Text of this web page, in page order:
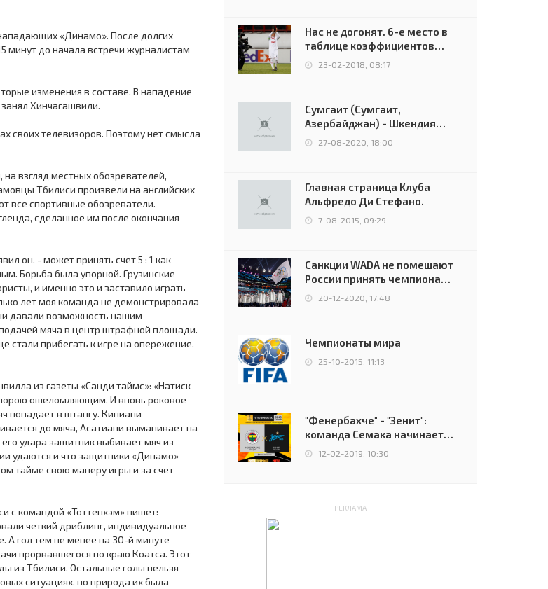
«Динамо». После долгих
минут до начала встречи журналистам
изменения в составе. В нападение
Хинчагашвили.
своих телевизоров. Поэтому нет смысла
взгляд местных обозревателей,
Тбилиси произвели на английских
все спортивные обозреватели.
сделанное им после окончания
он, - может принять счет 5 : 1 как
Борьба была упорной. Грузинские
и именно это и заставило играть
лет моя команда не демонстрировала
давали возможность нашим
мяча в центр штрафной площади.
стали прибегать к игре на опережение,
из газеты «Санди таймс»: «Натиск
ошеломляющим. И вновь роковое
попадает в штангу. Кипиани
до мяча, Асатиани выманивает на
удара защитник выбивает мяч из
удаются и что защитники «Динамо»
тайме свою манеру игры и за счет
с командой «Тоттенхэм» пишет:
четкий дриблинг, индивидуальное
А гол тем не менее на ЗО-й минуте
прорвавшегося по краю Коатса. Этот
из Тбилиси. Остальные голы нельзя
ситуациях, но природа их была
Нас не догонят. 6-е место в
таблице коэффициентов
УЕФА остаётся за Россией
23-02-2018, 08:17
Сумгаит (Сумгаит,
Азербайджан) - Шкендия
(Тетово, Северная
Македония) - 0:2 (0:0)
27-08-2020, 18:00
Главная страница Клуба
Альфредо Ди Стефано.
7-08-2015, 09:29
Санкции WADA не помешают
России принять чемпионат
Европы и финал Лиги
чемпионов.
20-12-2020, 17:48
Чемпионаты мира
25-10-2015, 11:13
"Фенербахче" - "Зенит":
команда Семака начинает
путь в плей-офф Лиги
12-02-2019, 10:30
РЕКЛАМА